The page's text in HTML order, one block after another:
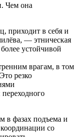
Чем она
приходит в себя и
— этническая
устойчивой
врагам, в том
резко
фазах подъема и
координации со